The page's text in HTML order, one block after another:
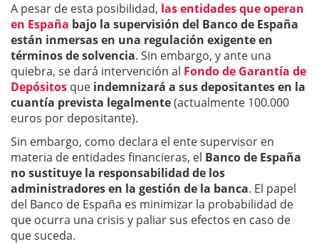
A pesar de esta posibilidad, las entidades que operan
en España bajo la supervisión del Banco de España
están inmersas en una regulación exigente en
términos de solvencia. Sin embargo, y ante una
quiebra, se dará intervención al Fondo de Garantía de
Depósitos que indemnizará a sus depositantes en la
cuantía prevista legalmente(actualmente 100.000
euros por depositante).
Sin embargo, como declara el ente supervisor en
materia de entidades financieras, el Banco de España
no sustituye la responsabilidad de los
administradoresen la gestión de la banca. El papel
del Banco de España es minimizar la probabilidad de
que ocurra una crisis y paliar sus efectos en caso de
que suceda.